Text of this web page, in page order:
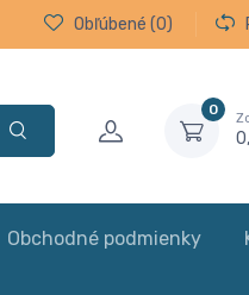
Obľúbené (0)
0
Obchodné podmienky